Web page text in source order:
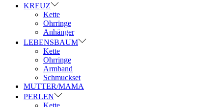
KREUZ
Kette
Ohrringe
Anhänger
LEBENSBAUM
Kette
Ohrringe
Armband
Schmuckset
MUTTER/MAMA
PERLEN
Kette